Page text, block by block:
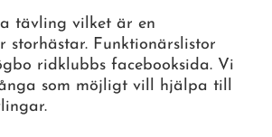
tävling vilket är en
storhästar. Funktionärslistor
ridklubbs facebooksida. Vi
som möjligt vill hjälpa till